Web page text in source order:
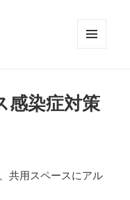
ット
感染症対策
共用スペースにアル